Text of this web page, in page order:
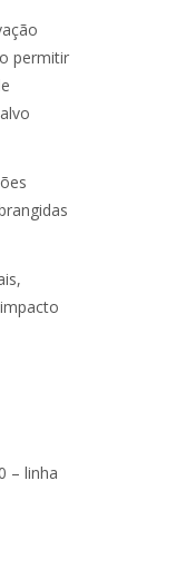
permitir
– linha